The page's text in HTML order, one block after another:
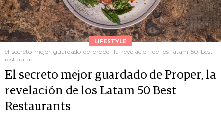
LIFESTYLE
el-secreto-mejor-guardado-de-proper-la-revelacion-de-los-latam-50-best-
restauran
El secreto mejor guardado de Proper, la
revelación de los Latam 50 Best
Restaurants